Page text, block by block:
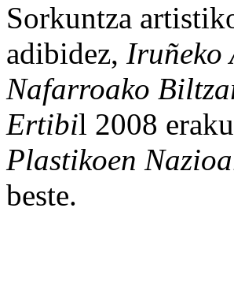
Sorkuntza
adibidez, Iruñeko
Nafarroako
Ertibil 2008
Plastikoen
beste.